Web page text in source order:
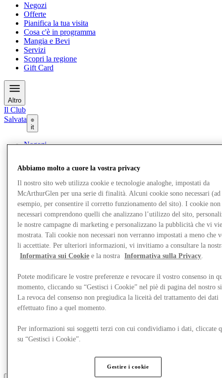
Negozi
Offerte
Pianifica la tua visita
Cosa c'è in programma
Mangia e Bevi
Servizi
Scopri la regione
Gift Card
Altro
Il Club
Salvata
it
Negozi
Cosa c'è in programma
Mangia e Bevi
Servizi
Scopri la regione
Gift Card
Altro
Abbiamo molto a cuore la vostra privacy
Il nostro sito web utilizza cookie e tecnologie analoghe, impostati da
McArthurGlen per una serie di finalità. Alcuni cookie sono necessari (ad
esempio, per consentire il corretto funzionamento del sito). I cookie non
necessari comprendono quelli che analizzano l’utilizzo del sito,
le nostre campagne di marketing e personalizzano la pubblicità che vi
mostrata. Tali cookie non necessari non verranno impostati a meno che
li accettiate. Per ulteriori informazioni, vi invitiamo a consultare la
Informativa sui Cookie e la nostra Informativa sulla Privacy.
Potete modificare le vostre preferenze e revocare il vostro consenso in
momento, cliccando su “Gestisci i Cookie” nel piè di pagina del nostro
La revoca del consenso non pregiudica la liceità del trattamento dei dati
effettuato fino a quel momento.
Per informazioni sui soggetti terzi con cui condividiamo i dati, cliccate
su “Gestisci i Cookie”.
Gestire i cookie